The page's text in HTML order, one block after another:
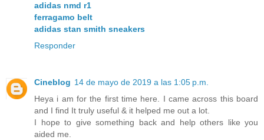
adidas nmd r1
ferragamo belt
adidas stan smith sneakers
Responder
Cineblog 14 de mayo de 2019 a las 1:05 p.m.
Heya i am for the first time here. I came across this board
and I find It truly useful & it helped me out a lot.
I hope to give something back and help others like you
aided me.